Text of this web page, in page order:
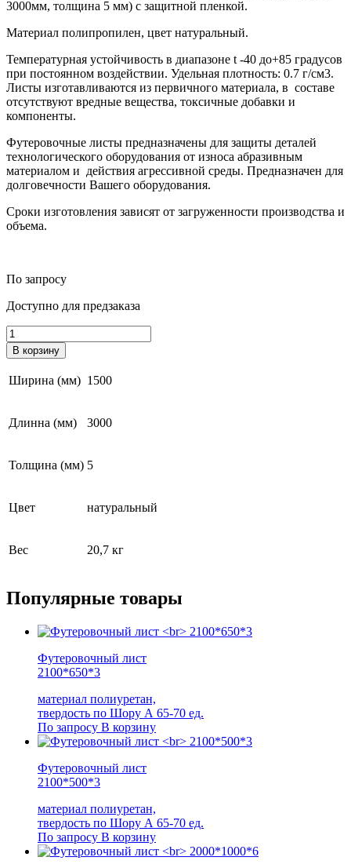
3000мм, толщина 5 мм) с защитной пленкой.
Материал полипропилен, цвет натуральный.
Температурная устойчивость в диапазоне t -40 до+85 градусов
при постоянном воздействии. Удельная плотность: 0.7 г/см3.
Листы изготавливаются из первичного материала, в составе
отсутствуют вредные вещества, токсичные добавки и
компоненты.
Футеровочные листы предназначены для защиты деталей
технологического оборудования от износа абразивным
материалом и действия агрессивной среды. Предназначен для
долговечности Вашего оборудования.
Сроки изготовления зависят от загруженности производства и
объема.
По запросу
Доступно для предзаказа
Количество
товара
Футеровочный
лист
ПП
В корзину
Ширина (мм) 1500
Длинна (мм) 3000
Толщина (мм) 5
Цвет натуральный
Вес 20,7 кг
Популярные товары
Футеровочный лист
2100*650*3
материал полиуретан,
твердость по Шору А 65-70 ед.
По запросу В корзину
Футеровочный лист
2100*500*3
материал полиуретан,
твердость по Шору А 65-70 ед.
По запросу В корзину